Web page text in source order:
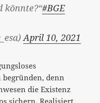
könnte?“#BGE
April 10, 2021
denn
die Existenz